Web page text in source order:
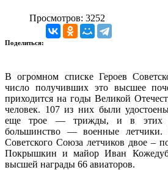
Просмотров: 3252
Поделиться:
В огромном списке Героев
число получивших это высшее
приходится на годы Великой
человек. 107 из них были
еще трое — трижды, и в этих
большинство — военные летчики.
Советского Союза летчиков двое –
Покрышкин и майор Иван
высшей награды 66 авиаторов.